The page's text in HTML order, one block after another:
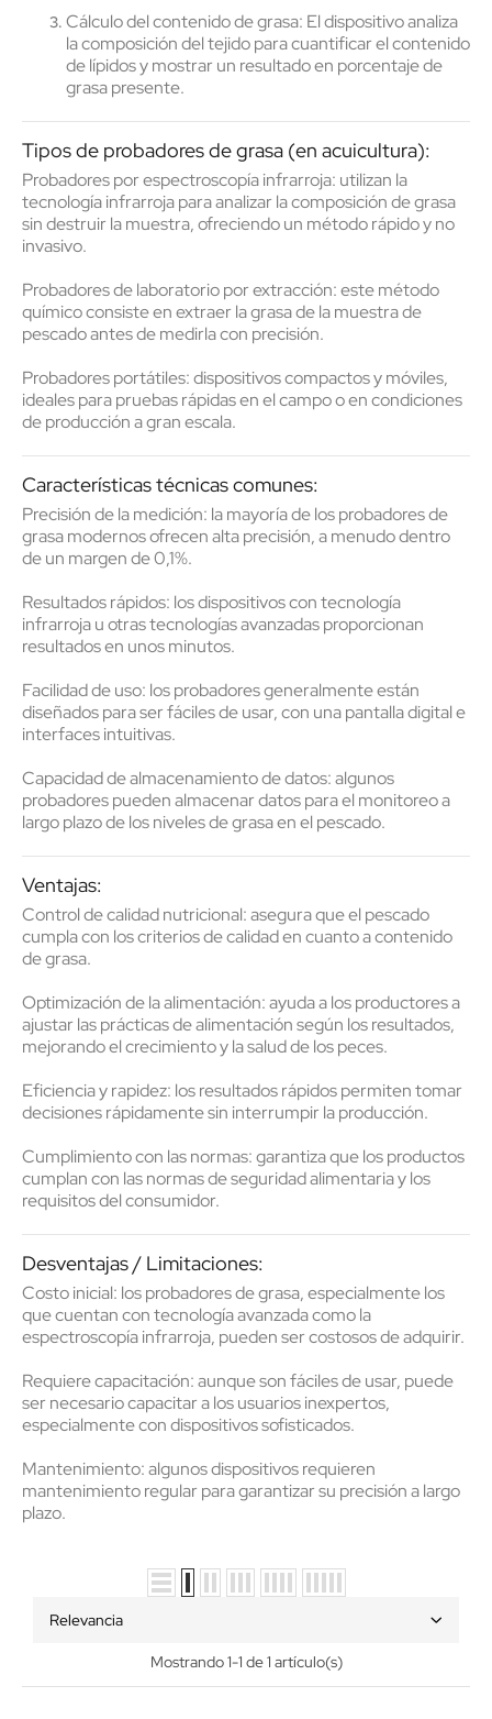
Cálculo del contenido de grasa: El dispositivo analiza
la composición del tejido paracuantificarel contenido
de lípidos y mostrar un resultado en porcentaje de
grasa presente.
Tipos de probadores de grasa (en acuicultura):
Probadores por espectroscopía infrarroja: utilizan la
tecnología infrarroja para analizar la composición de grasa
sin destruir la muestra, ofreciendo un método rápido y no
invasivo.
Probadores de laboratorio por extracción: este método
químico consiste en extraer la grasa de la muestra de
pescado antes de medirla con precisión.
Probadores portátiles: dispositivos compactos y móviles,
ideales para pruebas rápidas en el campo o en condiciones
de producción a gran escala.
Características técnicas comunes:
Precisión de la medición: la mayoría de los probadores de
grasa modernos ofrecen alta precisión, a menudo dentro
de un margen de 0,1%.
Resultados rápidos: los dispositivos con tecnología
infrarroja u otras tecnologías avanzadas proporcionan
resultados en unos minutos.
Facilidad de uso: los probadores generalmente están
diseñados para ser fáciles de usar, con unapantalla digitale
interfaces intuitivas.
Capacidad de almacenamiento de datos: algunos
probadores puedenalmacenar datospara el monitoreo a
largo plazo de los niveles de grasa en el pescado.
Ventajas:
Control de calidad nutricional: asegura que el pescado
cumpla con los criterios de calidad en cuanto a contenido
de grasa.
Optimización de la alimentación: ayuda a los productores a
ajustar las prácticas de alimentación según los resultados,
mejorando el crecimiento y la salud de los peces.
Eficiencia y rapidez: los resultados rápidos permiten tomar
decisiones rápidamente sin interrumpir la producción.
Cumplimiento con las normas: garantiza que los productos
cumplan con las normas de seguridad alimentaria y los
requisitos del consumidor.
Desventajas / Limitaciones:
Costo inicial: los probadores de grasa, especialmente los
que cuentan con tecnología avanzada como la
espectroscopía infrarroja, pueden ser costosos de adquirir.
Requiere capacitación: aunque son fáciles de usar, puede
ser necesario capacitar a los usuarios inexpertos,
especialmente con dispositivos sofisticados.
Mantenimiento: algunos dispositivos requieren
mantenimiento regular para garantizar su precisión a largo
plazo.
Relevancia
Mostrando 1-1 de 1 artículo(s)